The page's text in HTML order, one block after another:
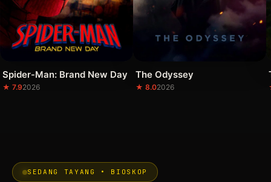
Spider-Man: Brand New Day
★ 7.92026
The Odyssey
★ 8.02026
SEDANG TAYANG • BIOSKOP